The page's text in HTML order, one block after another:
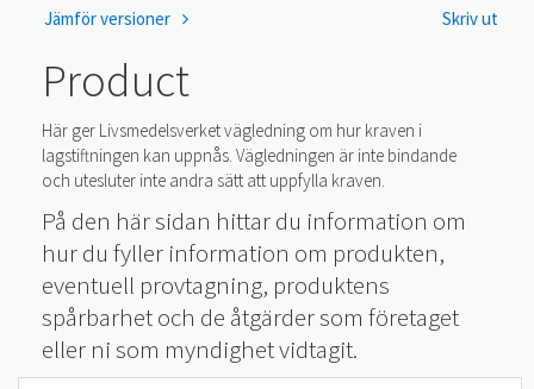
Skriv ut
Jämför versioner
Product
Här ger Livsmedelsverket vägledning om hur kraven i
lagstiftningen kan uppnås. Vägledningen är inte bindande
och utesluter inte andra sätt att uppfylla kraven.
På den här sidan hittar du information om
hur du fyller information om produkten,
eventuell provtagning, produktens
spårbarhet och de åtgärder som företaget
eller ni som myndighet vidtagit.